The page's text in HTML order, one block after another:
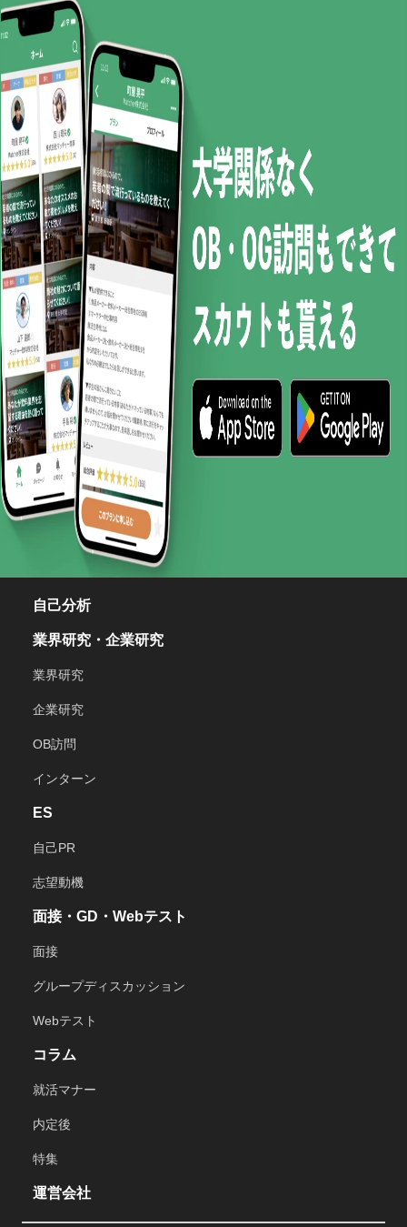
自己分析
業界研究・企業研究
業界研究
企業研究
OB訪問
インターン
ES
自己PR
志望動機
面接・GD・Webテスト
面接
グループディスカッション
Webテスト
コラム
就活マナー
内定後
特集
運営会社